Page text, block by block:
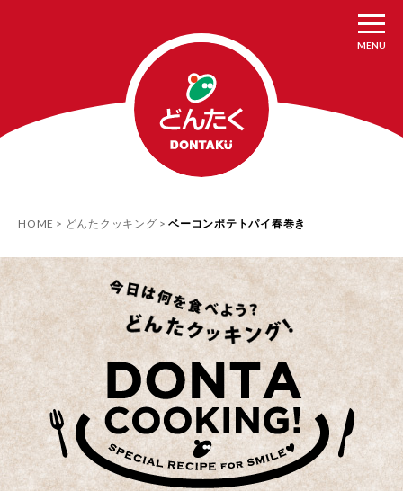
MENU
HOME どんたクッキング ベーコンポテトパイ春巻き